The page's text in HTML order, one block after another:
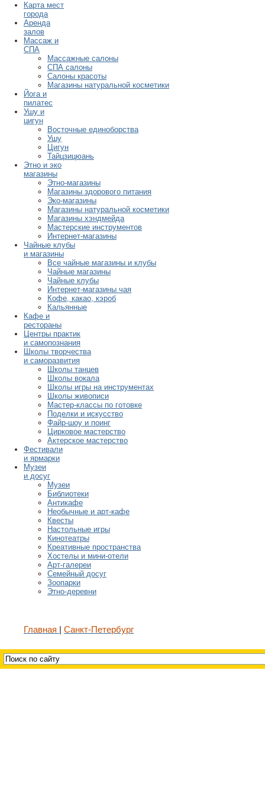
Карта мест
города
Аренда
залов
Массаж и
СПА
Массажные салоны
СПА салоны
Салоны красоты
Магазины натуральной косметики
Йога и
пилатес
Ушу и
цигун
Восточные единоборства
Ушу
Цигун
Тайцзицюань
Этно и эко
магазины
Этно-магазины
Магазины здорового питания
Эко-магазины
Магазины натуральной косметики
Магазины хэндмейда
Мастерские инструментов
Интернет-магазины
Чайные клубы
и магазины
Все чайные магазины и клубы
Чайные магазины
Чайные клубы
Интернет-магазины чая
Кофе, какао, кэроб
Кальянные
Кафе и
рестораны
Центры практик
и самопознания
Школы творчества
и саморазвития
Школы танцев
Школы вокала
Школы игры на инструментах
Школы живописи
Мастер-классы по готовке
Поделки и искусство
Файр-шоу и поинг
Цирковое мастерство
Актерское мастерство
Фестивали
и ярмарки
Музеи
и досуг
Музеи
Библиотеки
Антикафе
Необычные и арт-кафе
Квесты
Настольные игры
Кинотеатры
Креативные пространства
Хостелы и мини-отели
Арт-галереи
Семейный досуг
Зоопарки
Этно-деревни
Главная Санкт-Петербург